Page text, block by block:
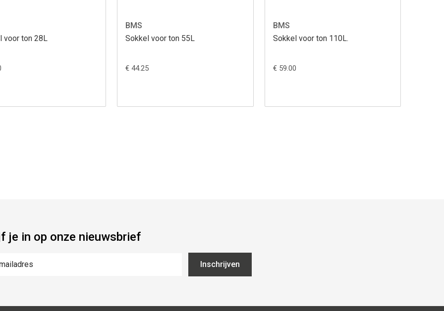
voor ton 28L
BMS
Sokkel voor ton 55L
€ 44.25
BMS
Sokkel voor ton 110L.
€ 59.00
je in op onze nieuwsbrief
Inschrijven